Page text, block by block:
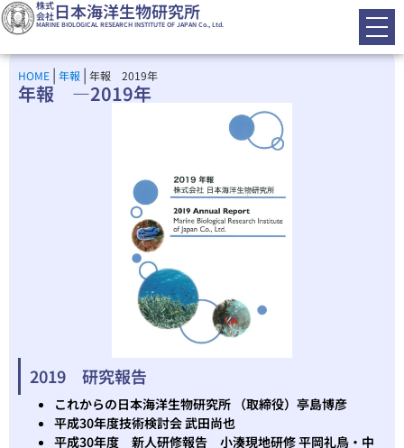
株式
会社日本海洋生物研究所
MARINE BIOLOGICAL RESEARCH INSTITUTE OF JAPAN Co., Ltd.
HOME | 年報 | 年報 2019年
年報 ―2019年
2019 研究報告
これからの日本海洋生物研究所 （取締役）亭島博彦
平成30年度技術検討会 武田尚也
平成30年度 新人研修報告 小湊現地研修 平岡礼鳥・中